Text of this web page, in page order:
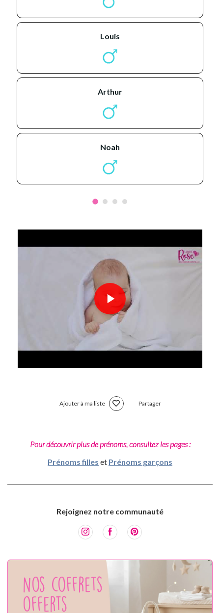
louis
arthur
noah
Ajouter à ma liste Partager
Pour découvrir plus de prénoms, consultez les pages :
Prénoms filles et Prénoms garçons
Rejoignez notre communauté
Nos coffrets
offerts